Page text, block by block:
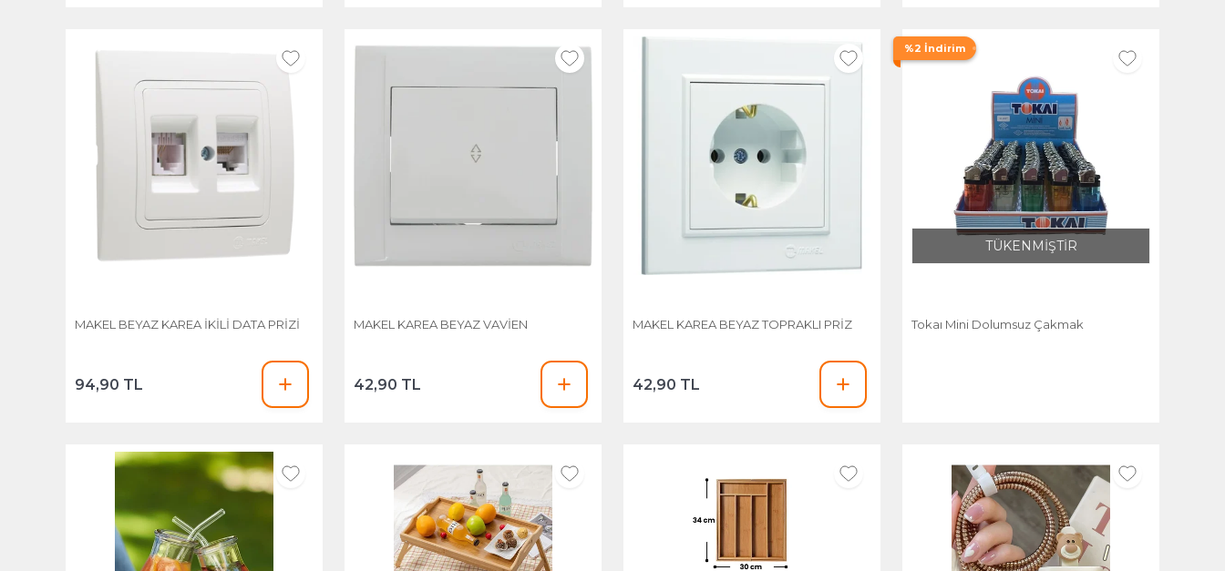
MAKEL BEYAZ KAREA İKİLİ DATA PRİZİ
94,90 TL
MAKEL KAREA BEYAZ VAVİEN
42,90 TL
MAKEL KAREA BEYAZ TOPRAKLI PRİZ
42,90 TL
%2 İndirim
TÜKENMİŞTİR
Tokaı Mini Dolumsuz Çakmak